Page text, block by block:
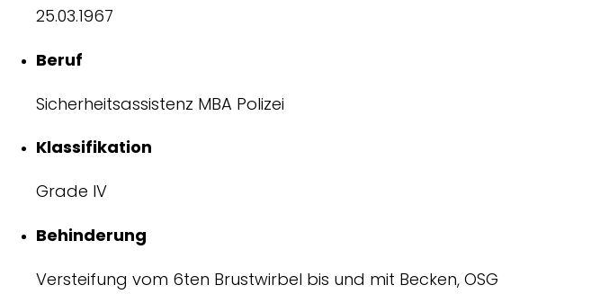
25.03.1967
Beruf
Sicherheitsassistenz MBA Polizei
Klassifikation
Grade IV
Behinderung
Versteifung vom 6ten Brustwirbel bis und mit Becken, OSG